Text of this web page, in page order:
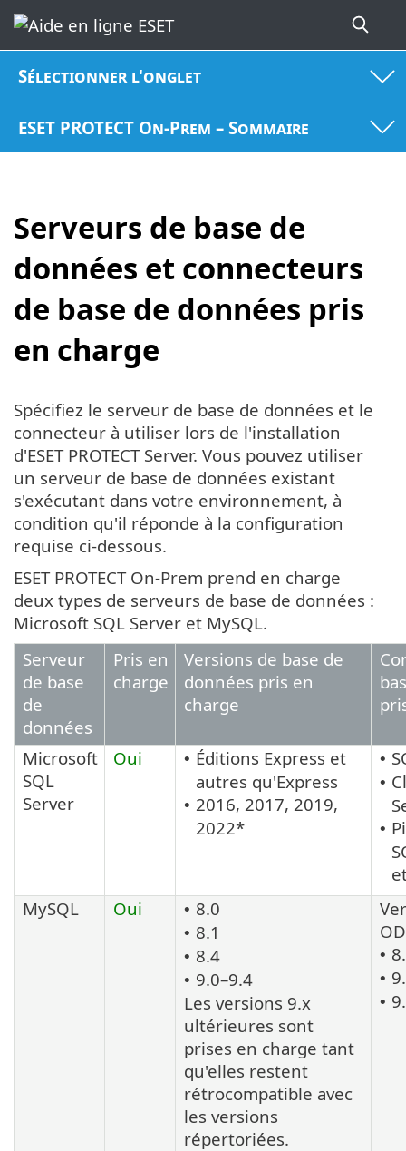
Sélectionner l'onglet
ESET PROTECT On-Prem – Sommaire
Serveurs de base de
données et connecteurs
de base de données pris
en charge
Spécifiez le serveur de base de données et le
connecteur à utiliser lors de l'installation
d'ESET PROTECT Server. Vous pouvez utiliser
un serveur de base de données existant
s'exécutant dans votre environnement, à
condition qu'il réponde à la configuration
requise ci-dessous.
ESET PROTECT On-Prem prend en charge
deux types de serveurs de base de données :
Microsoft SQL Server et MySQL.
Serveur
de base
de
données
Pris en
charge
Versions de base de
données pris en
charge
Microsoft
SQL
Server
Oui • Éditions Express et
autres qu'Express
• 2016, 2017, 2019,
2022*
•
•
•
MySQL
Oui • 8.0
• 8.1
• 8.4
• 9.0–9.4
Les versions 9.x
ultérieures sont
prises en charge tant
qu'elles restent
rétrocompatible avec
les versions
répertoriées.
•
•
•